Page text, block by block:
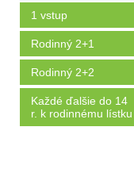
1 vstup
Rodinný 2+1
Rodinný 2+2
Každé ďalšie do 14
r. k rodinnému lístku